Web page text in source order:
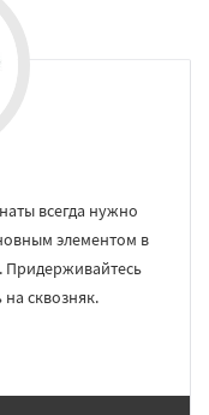
всегда нужно
элементом в
Придерживайтесь
на сквозняк.